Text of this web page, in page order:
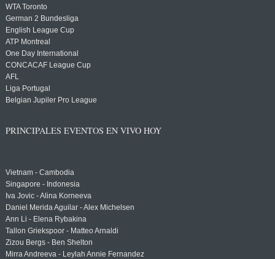
WTA Toronto
German 2 Bundesliga
English League Cup
ATP Montreal
One Day International
CONCACAF League Cup
AFL
Liga Portugal
Belgian Jupiler Pro League
PRINCIPALES EVENTOS EN VIVO HOY
Vietnam - Cambodia
Singapore - Indonesia
Iva Jovic - Alina Korneeva
Daniel Merida Aguilar - Alex Michelsen
Ann Li - Elena Rybakina
Tallon Griekspoor - Matteo Arnaldi
Zizou Bergs - Ben Shelton
Mirra Andreeva - Leylah Annie Fernandez